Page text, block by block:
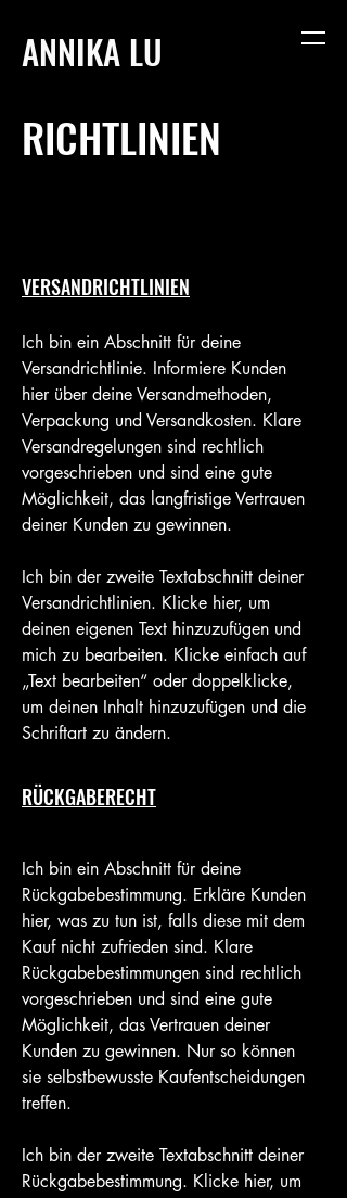
ANNIKA LU
RICHTLINIEN
VERSANDRICHTLINIEN
Ich bin ein Abschnitt für deine
Versandrichtlinie. Informiere Kunden
hier über deine Versandmethoden,
Verpackung und Versandkosten. Klare
Versandregelungen sind rechtlich
vorgeschrieben und sind eine gute
Möglichkeit, das langfristige Vertrauen
deiner Kunden zu gewinnen.
Ich bin der zweite Textabschnitt deiner
Versandrichtlinien. Klicke hier, um
deinen eigenen Text hinzuzufügen und
mich zu bearbeiten. Klicke einfach auf
„Text bearbeiten“ oder doppelklicke,
um deinen Inhalt hinzuzufügen und die
Schriftart zu ändern.
RÜCKGABERECHT
Ich bin ein Abschnitt für deine
Rückgabebestimmung. Erkläre Kunden
hier, was zu tun ist, falls diese mit dem
Kauf nicht zufrieden sind. Klare
Rückgabebestimmungen sind rechtlich
vorgeschrieben und sind eine gute
Möglichkeit, das Vertrauen deiner
Kunden zu gewinnen. Nur so können
sie selbstbewusste Kaufentscheidungen
treffen.
Ich bin der zweite Textabschnitt deiner
Rückgabebestimmung. Klicke hier, um